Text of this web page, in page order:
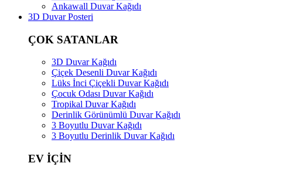
Ankawall Duvar Kağıdı
3D Duvar Posteri
ÇOK SATANLAR
3D Duvar Kağıdı
Çiçek Desenli Duvar Kağıdı
Lüks İnci Çiçekli Duvar Kağıdı
Çocuk Odası Duvar Kağıdı
Tropikal Duvar Kağıdı
Derinlik Görünümlü Duvar Kağıdı
3 Boyutlu Duvar Kağıdı
3 Boyutlu Derinlik Duvar Kağıdı
EV İÇİN